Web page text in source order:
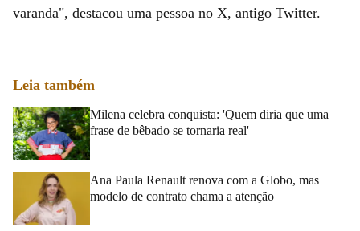
varanda", destacou uma pessoa no X, antigo Twitter.
Leia também
Milena celebra conquista: 'Quem diria que uma
frase de bêbado se tornaria real'
Ana Paula Renault renova com a Globo, mas
modelo de contrato chama a atenção